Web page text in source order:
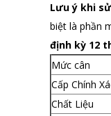
Lưu ý khi
biệt là phần
định kỳ 12
Mức cân
Cấp Chính
Chất Liệu